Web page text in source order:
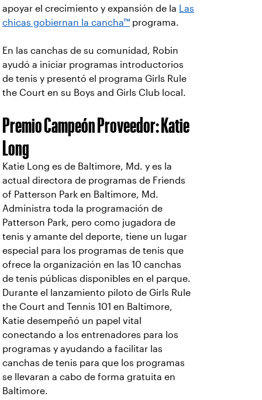
apoyar el crecimiento y expansión de la
Las
chicas gobiernan la cancha™ programa.
En las canchas de su comunidad, Robin
ayudó a iniciar programas introductorios
de tenis y presentó el programa Girls Rule
the Court en su Boys and Girls Club local.
Premio Campeón Proveedor: Katie
Long
Katie Long es de Baltimore, Md. y es la
actual directora de programas de Friends
of Patterson Park en Baltimore, Md.
Administra toda la programación de
Patterson Park, pero como jugadora de
tenis y amante del deporte, tiene un lugar
especial para los programas de tenis que
ofrece la organización en las 10 canchas
de tenis públicas disponibles en el parque.
Durante el lanzamiento piloto de Girls Rule
the Court and Tennis 101 en Baltimore,
Katie desempeñó un papel vital
conectando a los entrenadores para los
programas y ayudando a facilitar las
canchas de tenis para que los programas
se llevaran a cabo de forma gratuita en
Baltimore.